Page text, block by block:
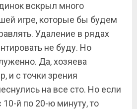
вскрыл много
игре, которые бы будем
Удаление в рядах
не буду. Но
Да, хозяева
и с точки зрения
на все сто. Но если
10-й по 20-ю минуту, то